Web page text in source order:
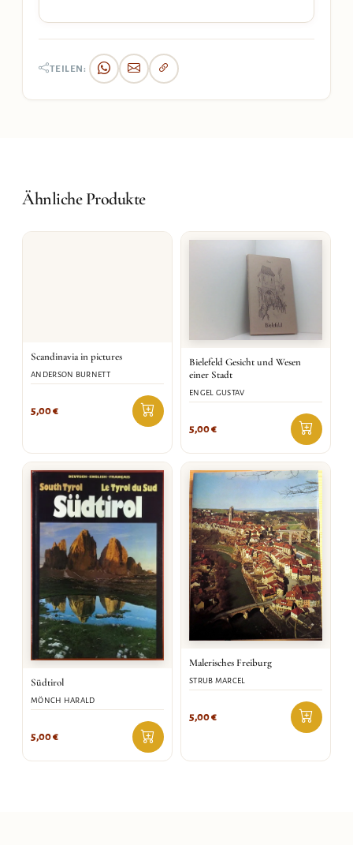
TEILEN:
Ähnliche Produkte
Scandinavia in pictures
ANDERSON BURNETT
5,00€
Bielefeld Gesicht und Wesen
einer Stadt
ENGEL GUSTAV
5,00€
Südtirol
MÖNCH HARALD
5,00€
Malerisches Freiburg
STRUB MARCEL
5,00€